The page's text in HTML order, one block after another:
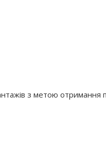
з метою отримання